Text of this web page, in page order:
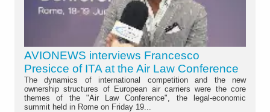
AVIONEWS interviews Francesco
Presicce of ITA at the Air Law Conference
The dynamics of international competition and the new
ownership structures of European air carriers were the core
themes of the "Air Law Conference", the legal-economic
summit held in Rome on Friday 19...